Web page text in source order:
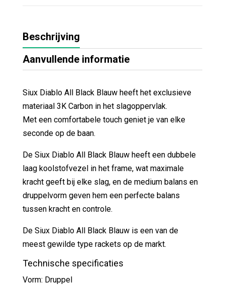
Beschrijving
Aanvullende informatie
Siux Diablo All Black Blauw heeft het exclusieve
materiaal 3K Carbon in het slagoppervlak.
Met een comfortabele touch geniet je van elke
seconde op de baan.
De Siux Diablo All Black Blauw heeft een dubbele
laag koolstofvezel in het frame, wat maximale
kracht geeft bij elke slag, en de medium balans en
druppelvorm geven hem een ​​perfecte balans
tussen kracht en controle.
De Siux Diablo All Black Blauw is een van de
meest gewilde type rackets op de markt.
Technische specificaties
Vorm: Druppel